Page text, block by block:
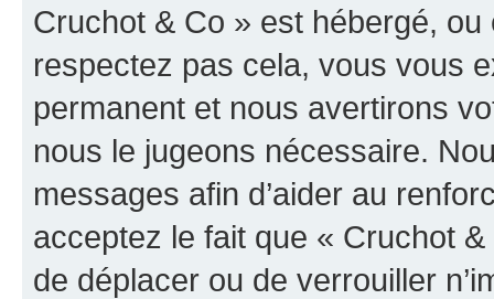
Cruchot & Co » est hébergé,
respectez pas cela, vous vous
permanent et nous avertirons
nous le jugeons nécessaire.
messages afin d’aider au
acceptez le fait que « Cruchot
de déplacer ou de verrouiller